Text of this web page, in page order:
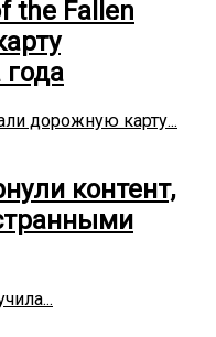
the Fallen
дорожную карту...
контент,